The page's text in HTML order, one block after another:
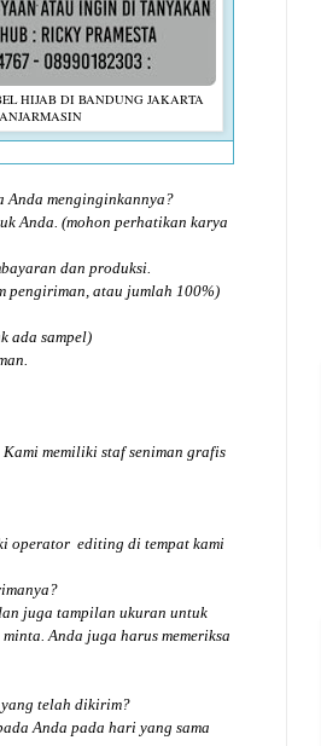
HIJAB DI BANDUNG JAKARTA
Anda menginginkannya?
Anda. (mohon perhatikan karya
dan produksi.
pengiriman, atau jumlah 100%)
ada sampel)
memiliki staf seniman grafis
operator editing di tempat kami
juga tampilan ukuran untuk
Anda juga harus memeriksa
telah dikirim?
Anda pada hari yang sama